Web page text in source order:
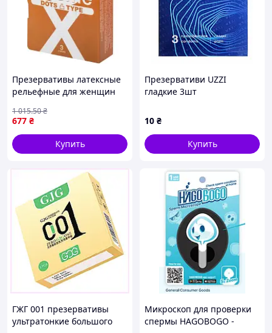
Презервативы латексные
рельефные для женщин
чувствительность и
комфорт 3 шт SPICY
677 ₴
1 015.50₴
Купить
Презервативи UZZI
гладкие 3шт
10 ₴
Купить
ГЖГ 001 презервативы
ультратонкие большого
Микроскоп для проверки
спермы HAGOBOGO -